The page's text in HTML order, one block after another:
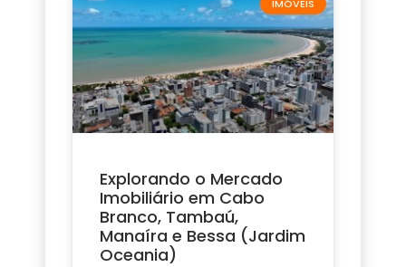
IMÓVEIS
Explorando o Mercado
Imobiliário em Cabo
Branco, Tambaú,
Manaíra e Bessa (Jardim
Oceania)